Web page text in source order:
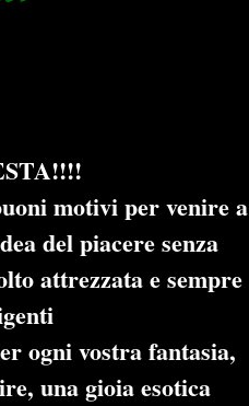
motivi per venire a
del piacere senza
attrezzata e sempre
ogni vostra fantasia,
una gioia esotica